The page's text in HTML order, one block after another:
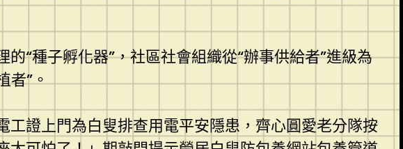
“種子孵化器”，社區社會組織從“辦事供給者”進級為
者”。
證上門為白叟排查用電平安隱患，齊心圓愛老分隊按